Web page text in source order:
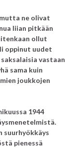
ne olivat
liian pitkään
ollut
oppinut uudet
vastaan
sama kuin
joukkojen
1944
suurhyökkäys
pienessä